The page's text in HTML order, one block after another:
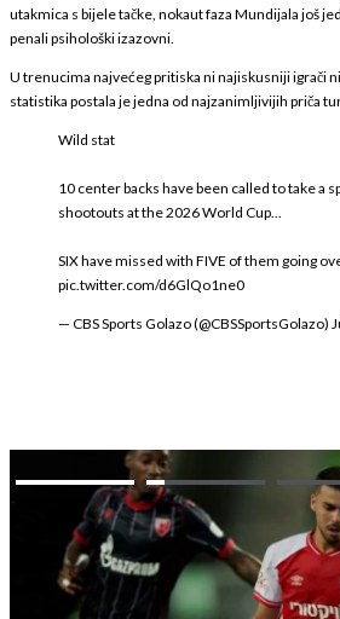
utakmica s bijele tačke, nokaut faza Mundijala još
penali psihološki izazovni.
U trenucima najvećeg pritiska ni najiskusniji igrači
statistika postala je jedna od najzanimljivijih priča
Wild stat
10 center backs have been called to take a
shootouts at the 2026 World Cup...
SIX have missed with FIVE of them going
pic.twitter.com/d6GlQo1ne0
— CBS Sports Golazo (@CBSSportsGolazo)